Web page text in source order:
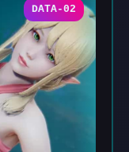
DATA-02